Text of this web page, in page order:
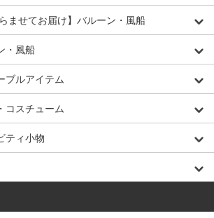
ませてお届け】バルーン・風船
・風船
ブルアイテム
コスチューム
ティ小物